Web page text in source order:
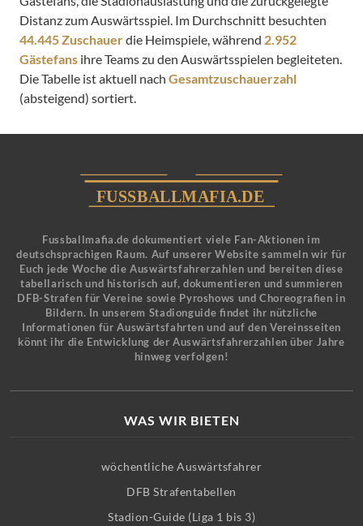
Distanz zum Auswärtsspiel. Im Durchschnitt besuchten
44.445 Zuschauerdie Heimspiele, während 2.952
Gästefans ihre Teams zu den Auswärtsspielen begleiteten.
Die Tabelle ist aktuell nach Gesamtzuschauerzahl
(absteigend) sortiert.
Fussballmafia.de dokumentiert viele Fan-Aktionen im
deutschsprachigen Raum. Auf unserer Website sammeln wir für
Euch jede Woche die Auswärtsfahrerzahlen und bereiten diese
tabellarisch und historisch auf, dokumentieren und summieren
DFB-Strafen für Vereine sowie Pyroshows und Choreografien in
Bildern. In unserem Stadionguide findet ihr nützliche
Informationen für Auswärtsfahrten und auf den Vereinsseiten
könnt ihr die Entwicklung der Auswärtsfahrerzahlen über Jahre
hinweg verfolgen!
WAS WIR BIETEN
wöchentliche Auswärtsfahrer
DFB Strafentabellen
Stadion-Guide (Liga 1 bis 3)